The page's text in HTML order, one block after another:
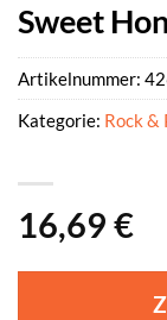
Sweet
16,69 €
Artikelnummer:
Kategorie: Rock &